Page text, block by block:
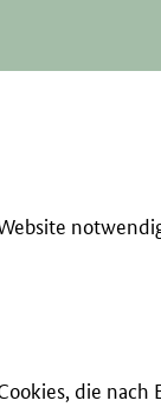
die nach